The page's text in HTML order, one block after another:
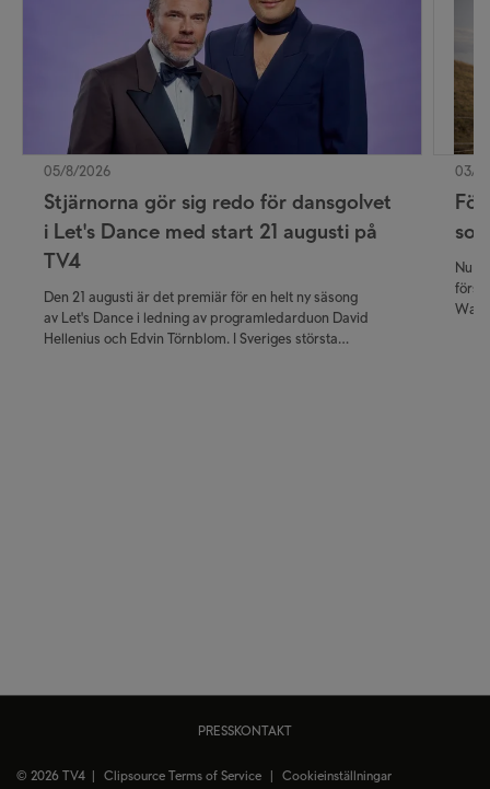
05/8/2026
Stjärnorna gör sig redo för dansgolvet
i Let's Dance med start 21 augusti på
TV4
Den 21 augusti är det premiär för en helt ny säsong
av Let's Dance i ledning av programledarduon David
Hellenius och Edvin Törnblom. I Sveriges största
03/
Nu
PRESSKONTAKT
© 2026 TV4 | Clipsource Terms of Service | Cookieinställningar